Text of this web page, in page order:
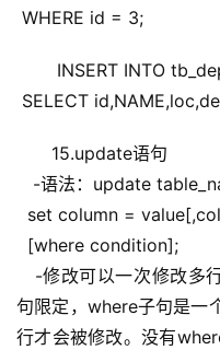
WHERE id = 3;
INSERT INTO
SELECT
15.update语句
-语法：update
set column =
[where condition];
-修改可以一次修改多
句限定，where子句是一
行才会被修改。没有